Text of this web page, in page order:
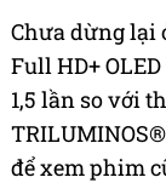
Chưa dừng lại
Full HD+
1,5 lần so với
để xem phim